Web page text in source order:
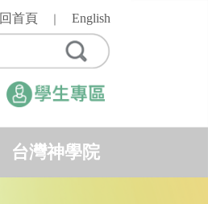
回首頁 ｜English
台灣神學院